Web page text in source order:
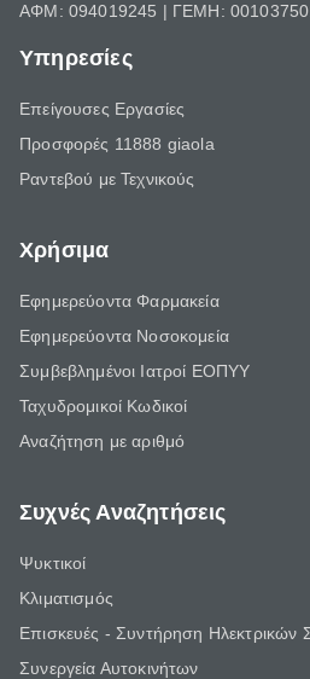
ΑΦΜ: 094019245 | ΓΕΜΗ:
Υπηρεσίες
Επείγουσες Εργασίες
Προσφορές 11888 giaola
Ραντεβού με Τεχνικούς
Χρήσιμα
Εφημερεύοντα Φαρμακεία
Εφημερεύοντα Νοσοκομεία
Συμβεβλημένοι Ιατροί ΕΟΠΥΥ
Ταχυδρομικοί Κωδικοί
Αναζήτηση με αριθμό
Συχνές Αναζητήσεις
Ψυκτικοί
Κλιματισμός
Επισκευές - Συντήρηση Ηλεκτρικών
Συνεργεία Αυτοκινήτων